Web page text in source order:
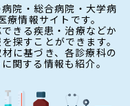
院・総合病院・大学病
情報サイトです。
きる疾患・治療などか
探すことができます。
に基づき、各診療科の
関する情報も紹介。